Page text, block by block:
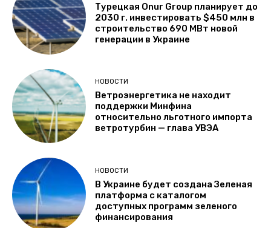
Турецкая Onur Group планирует до
2030 г. инвестировать $450 млн в
строительство 690 МВт новой
генерации в Украине
НОВОСТИ
Ветроэнергетика не находит
поддержки Минфина
относительно льготного импорта
ветротурбин — глава УВЭА
НОВОСТИ
В Украине будет создана Зеленая
платформа с каталогом
доступных программ зеленого
финансирования